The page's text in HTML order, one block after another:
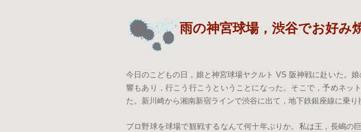
雨の神宮球場，渋谷でお好み
今日のこどもの日，娘と神宮球場ヤクルト VS 阪神戦に赴いた。
響もあり，行こう行こうということになった。そこで，予めネッ
た。新川崎から湘南新宿ラインで渋谷に出て，地下鉄銀座線に乗り
プロ野球を球場で観戦するなんて何十年ぶりか。私は王，長嶋の